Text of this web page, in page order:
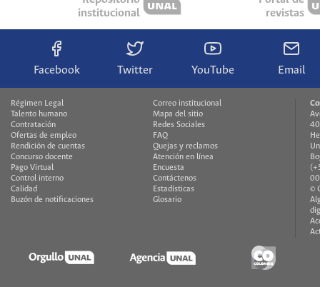
institucional
revistas
Facebook Twitter YouTube Email
Régimen Legal
Talento humano
Contratación
Ofertas de empleo
Rendición de cuentas
Concurso docente
Pago Virtual
Control interno
Calidad
Buzón de notificaciones
Correo institucional
Mapa del sitio
Redes Sociales
FAQ
Quejas y reclamos
Atención en línea
Encuesta
Contáctenos
Estadísticas
Glosario
©